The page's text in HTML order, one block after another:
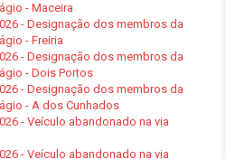
- Maceira
- Designação dos membros da
- Freiria
- Designação dos membros da
- Dois Portos
- Designação dos membros da
- A dos Cunhados
- Veículo abandonado na via
- Veículo abandonado na via